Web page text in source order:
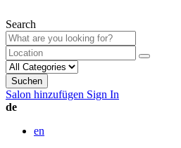
Search
Suchen
Salon hinzufügen Sign In
de
en